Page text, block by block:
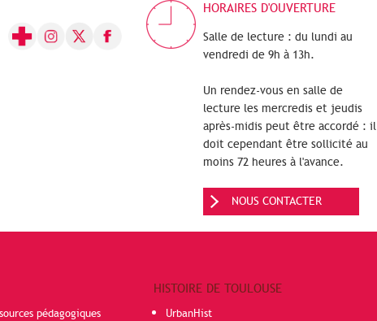
HORAIRES D'OUVERTURE
Salle de lecture : du lundi au
vendredi de 9h à 13h.
Un rendez-vous en salle de
lecture les mercredis et jeudis
après-midis peut être accordé : il
doit cependant être sollicité au
moins 72 heures à l'avance.
NOUS CONTACTER
pédagogiques
HISTOIRE DE TOULOUSE
UrbanHist